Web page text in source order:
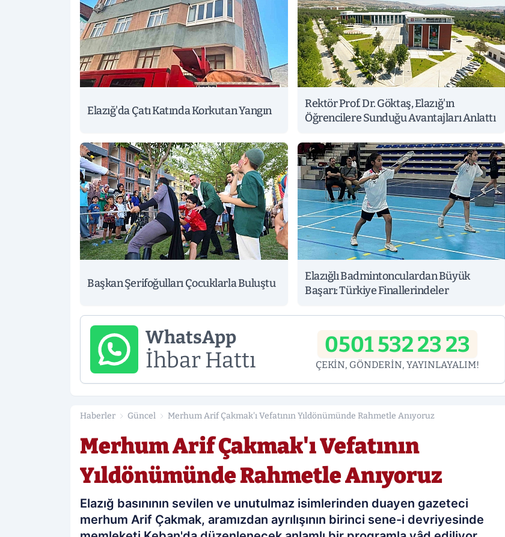
Elazığ'da Çatı Katında Korkutan Yangın
Rektör Prof. Dr. Göktaş, Elazığ'ın
Öğrencilere Sunduğu Avantajları Anlattı
Başkan Şerifoğulları Çocuklarla Buluştu
Elazığlı Badmintonculardan Büyük
Başarı: Türkiye Finallerindeler
WhatsApp
İhbar Hattı
0501 532 23 23
ÇEKİN, GÖNDERİN, YAYINLAYALIM!
Haberler Güncel Merhum Arif Çakmak'ı Vefatının Yıldönümünde Rahmetle Anıyoruz
Merhum Arif Çakmak'ı Vefatının
Yıldönümünde Rahmetle Anıyoruz
Elazığ basınının sevilen ve unutulmaz isimlerinden duayen gazeteci
merhum Arif Çakmak, aramızdan ayrılışının birinci sene-i devriyesinde